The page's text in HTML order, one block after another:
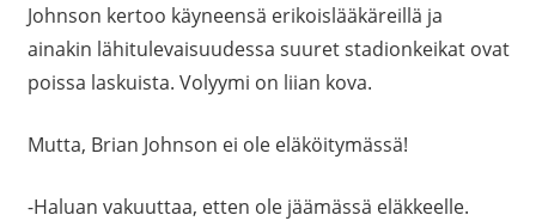
Johnson kertoo käyneensä erikoislääkäreillä ja
ainakin lähitulevaisuudessa suuret stadionkeikat ovat
poissa laskuista. Volyymi on liian kova.
Mutta, Brian Johnson ei ole eläköitymässä!
-Haluan vakuuttaa, etten ole jäämässä eläkkeelle.